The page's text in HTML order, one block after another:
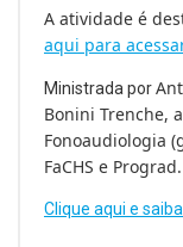
A atividade é
aqui para acessar
Ministrada por
Bonini Trenche,
Fonoaudiologia
FaCHS e Prograd.
Clique aqui e